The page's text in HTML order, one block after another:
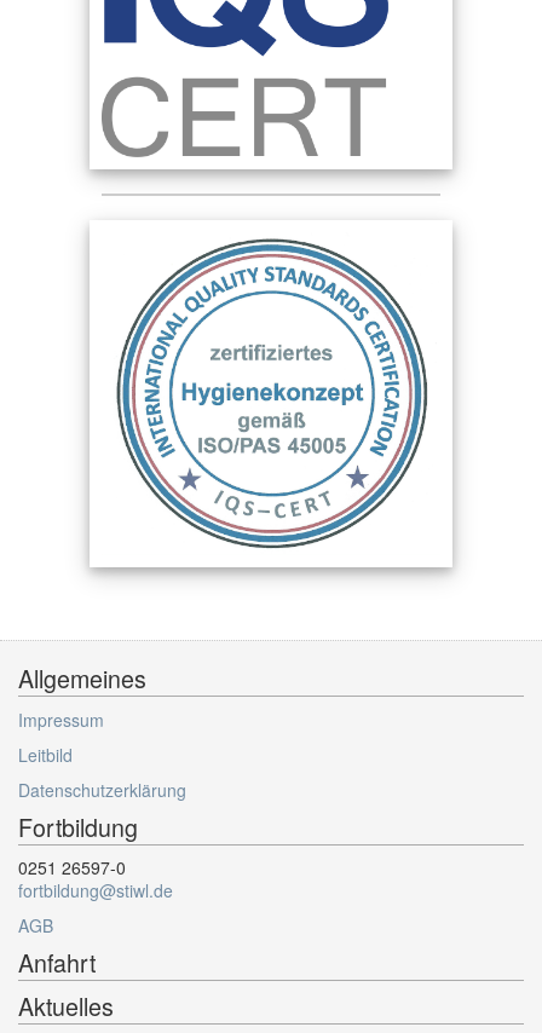
Allgemeines
Impressum
Leitbild
Datenschutzerklärung
Fortbildung
0251 26597-0
fortbildung@stiwl.de
AGB
Anfahrt
Aktuelles